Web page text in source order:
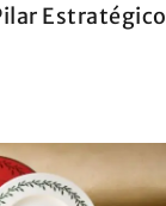
Estratégico